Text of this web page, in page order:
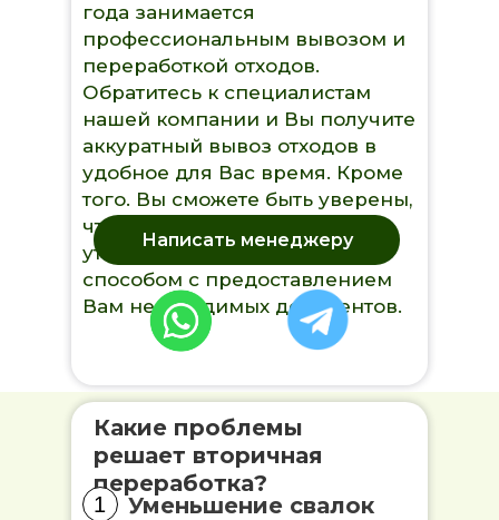
года занимается
профессиональным вывозом и
переработкой отходов.
Обратитесь к специалистам
нашей компании и Вы получите
аккуратный вывоз отходов в
удобное для Вас время. Кроме
того. Вы сможете быть уверены,
что отходы были
утилизированы законным
способом с предоставлением
Вам необходимых документов.
Написать менеджеру
Какие проблемы
решает вторичная
переработка?
Уменьшение свалок
1